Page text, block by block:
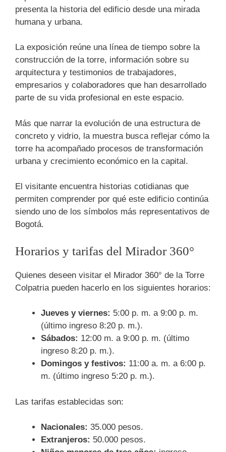
presenta la historia del edificio desde una mirada
humana y urbana.
La exposición reúne una línea de tiempo sobre la
construcción de la torre, información sobre su
arquitectura y testimonios de trabajadores,
empresarios y colaboradores que han desarrollado
parte de su vida profesional en este espacio.
Más que narrar la evolución de una estructura de
concreto y vidrio, la muestra busca reflejar cómo la
torre ha acompañado procesos de transformación
urbana y crecimiento económico en la capital.
El visitante encuentra historias cotidianas que
permiten comprender por qué este edificio continúa
siendo uno de los símbolos más representativos de
Bogotá.
Horarios y tarifas del Mirador 360°
Quienes deseen visitar el Mirador 360° de la Torre
Colpatria pueden hacerlo en los siguientes horarios:
Jueves y viernes: 5:00 p. m. a 9:00 p. m.
(último ingreso 8:20 p. m.).
Sábados: 12:00 m. a 9:00 p. m. (último
ingreso 8:20 p. m.).
Domingos y festivos: 11:00 a. m. a 6:00 p.
m. (último ingreso 5:20 p. m.).
Las tarifas establecidas son:
Nacionales: 35.000 pesos.
Extranjeros: 50.000 pesos.